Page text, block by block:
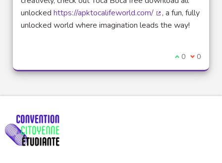
unlocked https://apktocalifeworld.com/
(Lien externe)
, a fun, fully
unlocked world where imagination leads the way!
Je suis
0 Je ne
0